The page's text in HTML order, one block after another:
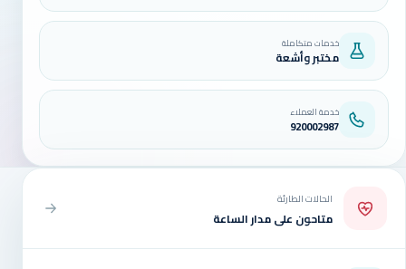
خدمات متكاملة
مختبر وأشعة
خدمة العملاء
920002987
الحالات الطارئة
متاحون على مدار الساعة